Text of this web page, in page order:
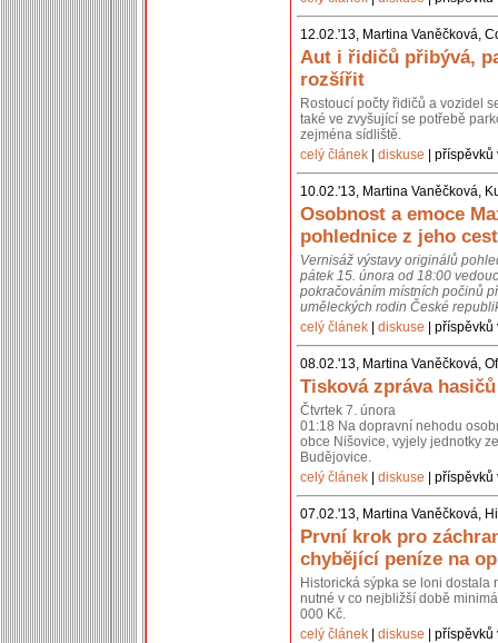
12.02.'13, Martina Vaněčková,
Aut i řidičů přibývá,
rozšířit
Rostoucí počty řidičů a vozidel
také ve zvyšující se potřebě
zejména sídliště.
celý článek
diskuse |
10.02.'13, Martina Vaněčková,
Osobnost a emoce
pohlednice z jeho cest
Vernisáž výstavy originálů
pátek 15. února od 18:00
pokračováním místních počinů
uměleckých rodin České
celý článek
diskuse |
08.02.'13, Martina Vaněčková,
Tisková zpráva
Čtvrtek 7. února
01:18 Na dopravní nehodu
obce Nišovice, vyjely jednotky
Budějovice.
celý článek
diskuse |
07.02.'13, Martina Vaněčková,
První krok pro
chybějící peníze na
Historická sýpka se loni
nutné v co nejbližší době
000 Kč.
celý článek
diskuse |